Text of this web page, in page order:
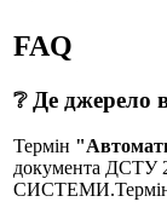
FAQ
❔ Де джерело
Термін
документа